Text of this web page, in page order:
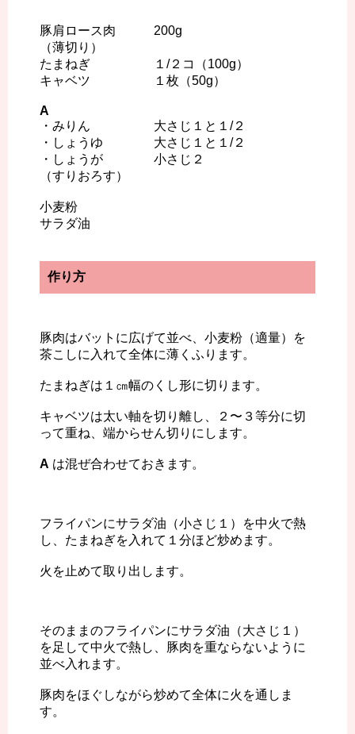
豚肩ロース肉 200g
（薄切り）
たまねぎ １/２コ（100g）
キャベツ １枚（50g）
A
・みりん 大さじ１と１/２
・しょうゆ 大さじ１と１/２
・しょうが 小さじ２
（すりおろす）
小麦粉
サラダ油
作り方
豚肉はバットに広げて並べ、小麦粉（適量）を
茶こしに入れて全体に薄くふります。
たまねぎは１㎝幅のくし形に切ります。
キャベツは太い軸を切り離し、２〜３等分に切
って重ね、端からせん切りにします。
A は混ぜ合わせておきます。
フライパンにサラダ油（小さじ１）を中火で熱
し、たまねぎを入れて１分ほど炒めます。
火を止めて取り出します。
そのままのフライパンにサラダ油（大さじ１）
を足して中火で熱し、豚肉を重ならないように
並べ入れます。
豚肉をほぐしながら炒めて全体に火を通しま
す。